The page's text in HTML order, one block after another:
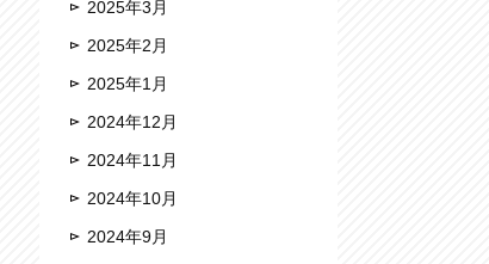
2025年3月
2025年2月
2025年1月
2024年12月
2024年11月
2024年10月
2024年9月